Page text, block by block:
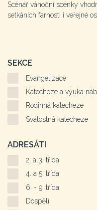
Scénář vánoční scénky
setkáních farnosti i veřejné
SEKCE
Evangelizace
Katecheze a výuka
Rodinná katecheze
Svátostná katecheze
ADRESÁTI
2. a 3. třída
4. a 5. třída
6. - 9. třída
Dospělí